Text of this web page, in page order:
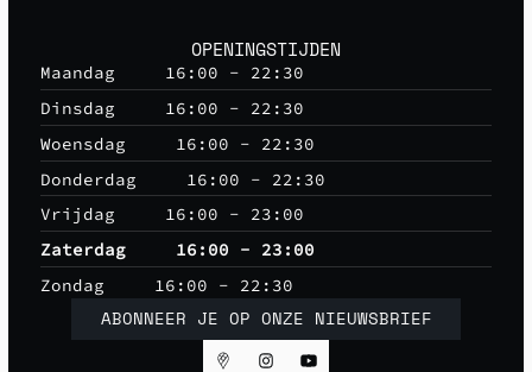
OPENINGSTIJDEN
Maandag
16:00 - 22:30
Dinsdag
16:00 - 22:30
Woensdag
16:00 - 22:30
Donderdag
16:00 - 22:30
Vrijdag
16:00 - 23:00
Zaterdag
16:00 - 23:00
Zondag
16:00 - 22:30
ABONNEER JE OP ONZE NIEUWSBRIEF